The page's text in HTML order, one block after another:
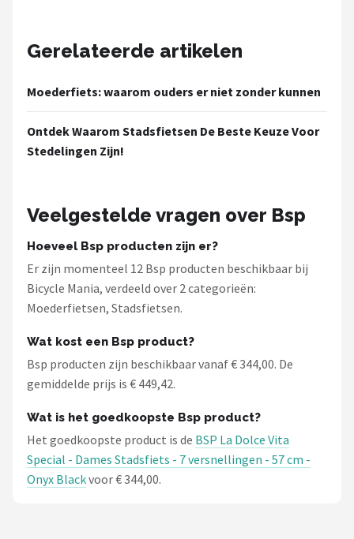
Gerelateerde artikelen
Moederfiets: waarom ouders er niet zonder kunnen
Ontdek Waarom Stadsfietsen De Beste Keuze Voor
Stedelingen Zijn!
Veelgestelde vragen over Bsp
Hoeveel Bsp producten zijn er?
Er zijn momenteel 12 Bsp producten beschikbaar bij
Bicycle Mania, verdeeld over 2 categorieën:
Moederfietsen, Stadsfietsen.
Wat kost een Bsp product?
Bsp producten zijn beschikbaar vanaf € 344,00. De
gemiddelde prijs is € 449,42.
Wat is het goedkoopste Bsp product?
Het goedkoopste product is de BSP La Dolce Vita
Special - Dames Stadsfiets - 7 versnellingen - 57 cm -
Onyx Blackvoor € 344,00.